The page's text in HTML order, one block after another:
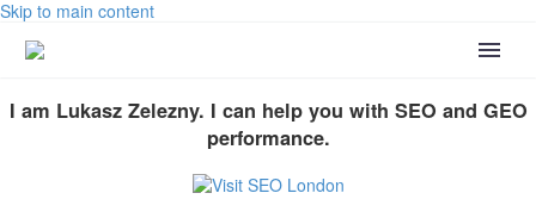
Skip to main content
I am Lukasz Zelezny. I can help you with SEO and GEO
performance.